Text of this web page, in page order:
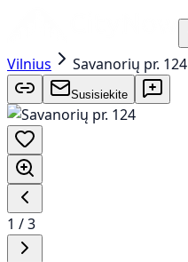
Vilnius Savanorių pr. 124
Susisiekite
1 /3